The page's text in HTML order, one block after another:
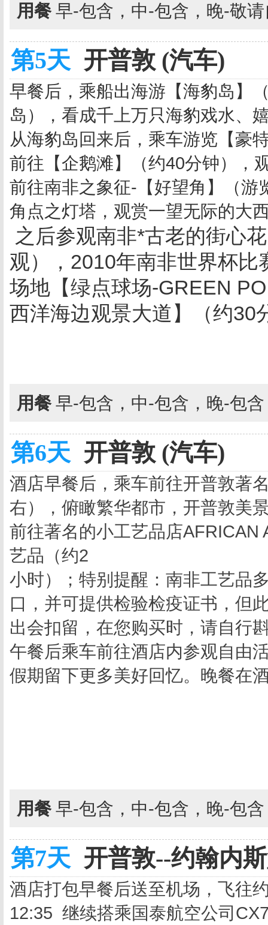
用餐 早-包含，中-包含，晚-敬
第5天 开普敦 (汽车)
早餐后，乘船出海游【海豹岛】
岛），看成千上万只海豹戏水、
从海豹岛回来后，乘车游览【豪
前往【企鹅滩】（约40分钟），
前往南非之象征-【好望角】（游
角点之灯塔，观赏一望无际的大
之后参观南非*古老的街心
观），2010年南非世界杯比
场地【绿点球场-GREEN
西洋海边观景大道】（约30
用餐 早-包含，中-包含，晚-包
第6天 开普敦 (汽车)
酒店早餐后，乘车前往开普敦著
右），俯瞰繁华都市，开普敦美
前往著名的小工艺品店AFRICAN
艺品（约2
小时）；特别提醒：南非工艺品
口，并可提供检验检疫证书，但
出会扣留，在您购买时，请自行
午餐后乘车前往酒店内参观自由
假期留下更多美好回忆。晚餐在
用餐 早-包含，中-包含，晚-包
第7天 开普敦--约翰内
酒店打包早餐后送至机场，飞往
12:35 继续搭乘国泰航空公司